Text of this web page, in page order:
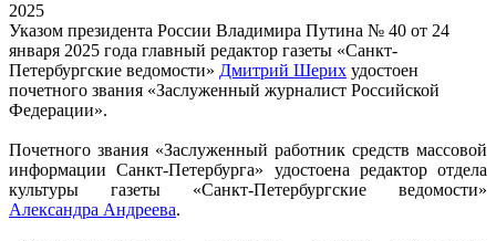
2025
Указом президента России Владимира Путина № 40 от 24
января 2025 года главный редактор газеты «Санкт-
Петербургские ведомости» Дмитрий Шерих удостоен
почетного звания «Заслуженный журналист Российской
Федерации».
Почетного звания «Заслуженный работник средств массовой
информации Санкт-Петербурга» удостоена редактор отдела
культуры газеты «Санкт-Петербургские ведомости»
Александра Андреева.